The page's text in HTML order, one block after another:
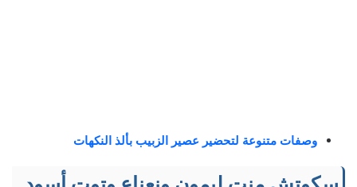
وصفات متنوعة لتحضير عصير الزبيب بألذ النكهات